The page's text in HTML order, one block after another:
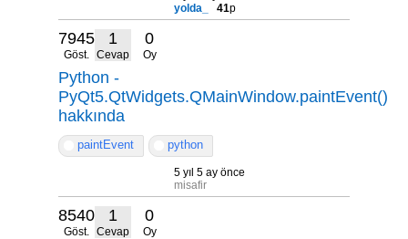
yolda_
41p
7945
Göst.
1
Cevap
0
Oy
Python -
PyQt5.QtWidgets.QMainWindow.paintEvent()
hakkında
paintEvent python
5 yıl 5 ay önce
misafir
8540
Göst.
1
Cevap
0
Oy